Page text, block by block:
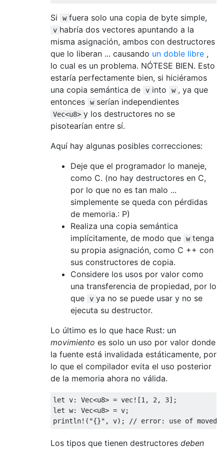
Si w fuera solo una copia de byte simple,
v habría dos vectores apuntando a la
misma asignación, ambos con destructores
que lo liberan ... causando un doble libre ,
lo cual es un problema. NÓTESE BIEN. Esto
estaría perfectamente bien, si hiciéramos
una copia semántica de
v into w , ya que
entonces
w serían independientes
Vec<u8> y los destructores no se
pisotearían entre sí.
Aquí hay algunas posibles correcciones:
Deje que el programador lo maneje,
como C. (no hay destructores en C,
por lo que no es tan malo ...
simplemente se queda con pérdidas
de memoria.: P)
Realiza una copia semántica
implícitamente, de modo que
w tenga
su propia asignación, como C ++ con
sus constructores de copia.
Considere los usos por valor como
una transferencia de propiedad, por lo
que
v ya no se puede usar y no se
ejecuta su destructor.
Lo último es lo que hace Rust: un
movimiento es solo un uso por valor donde
la fuente está invalidada estáticamente, por
lo que el compilador evita el uso posterior
de la memoria ahora no válida.
let v: Vec<u8> = vec! [1 , 2 , 3];
let w: Vec<u8> = v;
println! ( "{}" , v); // error: use of moved
Los tipos que tienen destructores deben